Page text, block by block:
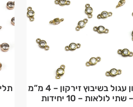
תליון עגול בשיבוץ זירקון – 4 מ”מ
– שתי לולאות – 10 יחידות